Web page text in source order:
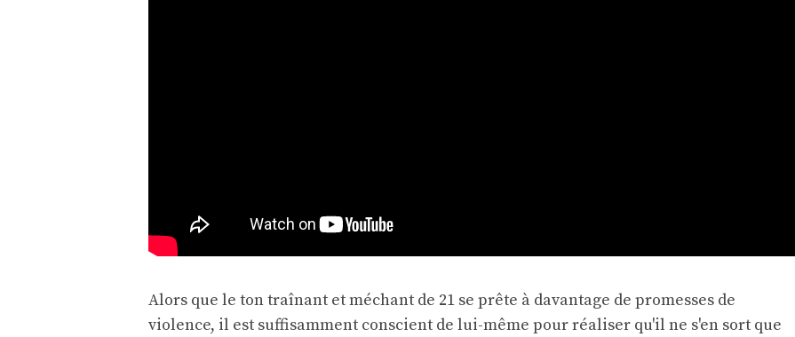
Alors que le ton traînant et méchant de 21 se prête à davantage de promesses de
violence, il est suffisamment conscient de lui-même pour réaliser qu'il ne s'en sort que